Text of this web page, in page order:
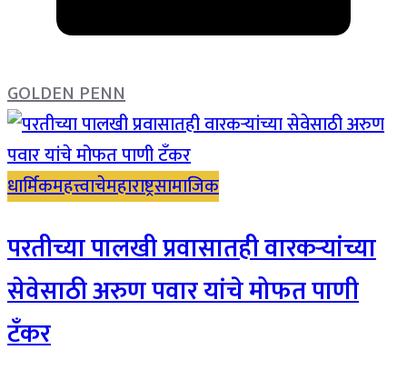
GOLDEN PENN
धार्मिकमहत्त्वाचेमहाराष्ट्रसामाजिक
परतीच्या पालखी प्रवासातही वारकऱ्यांच्या
सेवेसाठी अरुण पवार यांचे मोफत पाणी
टँकर